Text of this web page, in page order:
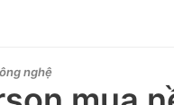
nghệ